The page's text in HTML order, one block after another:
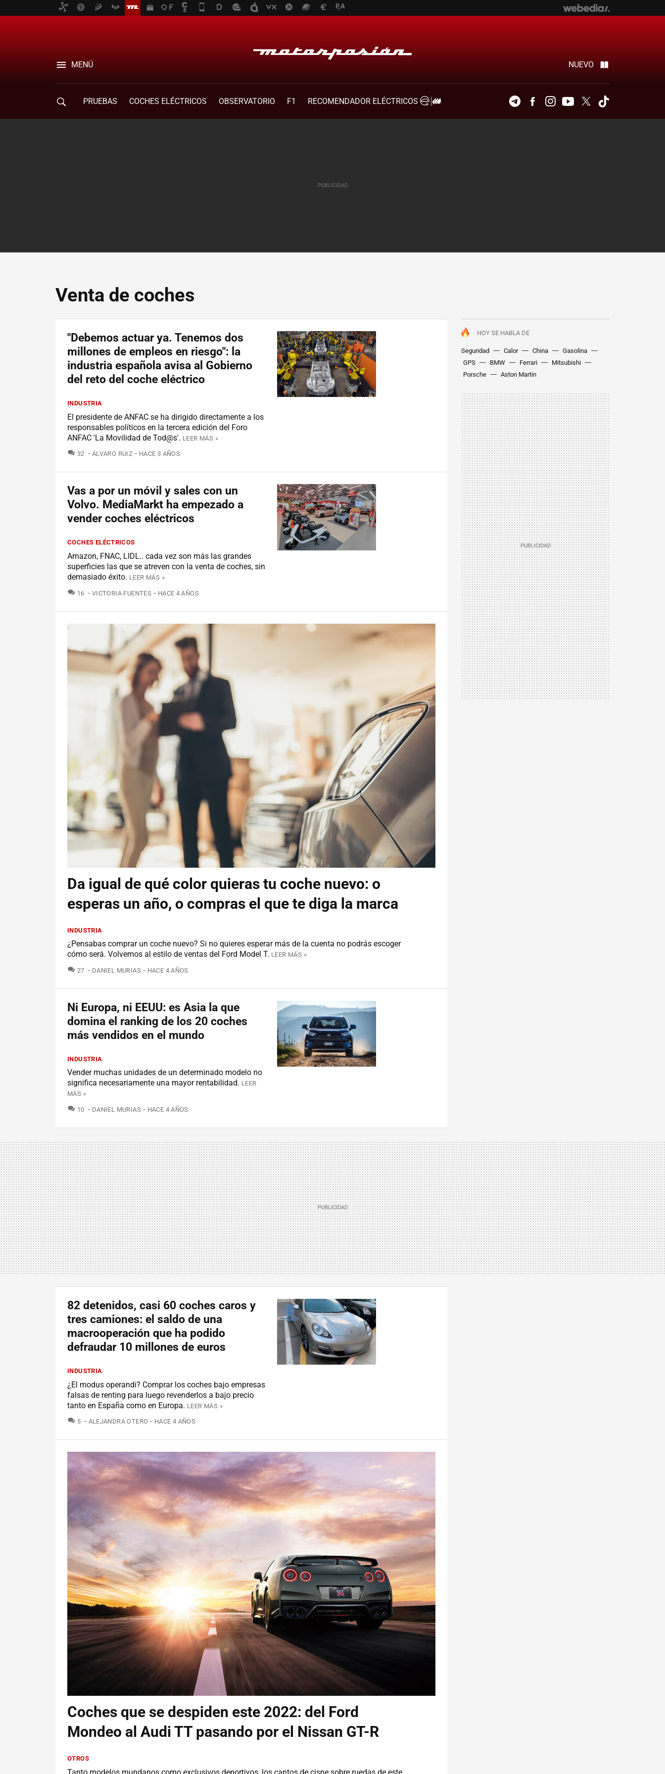
MENÚ NUEVO
PRUEBAS COCHES ELÉCTRICOS OBSERVATORIO F1
RECOMENDADOR ELÉCTRICOS
TelegramFacebookInstagramYoutubeTwitter
Venta de coches
HOY SE HABLA DE
Seguridad Calor China
Gasolina
GPS
BMW Ferrari
Mitsubishi
Porsche
Aston Martin
"Debemos actuar ya. Tenemos dos
millones de empleos en riesgo": la
industria española avisa al Gobierno
del reto del coche eléctrico
INDUSTRIA
El presidente de ANFAC se ha dirigido directamente a los
responsables políticos en la tercera edición del Foro
ANFAC 'La Movilidad de Tod@s'. LEER MÁS »
32 COMENTARIOS
ÁLVARO RUIZ HACE 3 AÑOS
Vas a por un móvil y sales con un
Volvo. MediaMarkt ha empezado a
vender coches eléctricos
COCHES ELÉCTRICOS
Amazon, FNAC, LIDL.. cada vez son más las grandes
superficies las que se atreven con la venta de coches, sin
demasiado éxito. LEER MÁS »
16 COMENTARIOS
VICTORIA FUENTES HACE 4 AÑOS
Da igual de qué color quieras tu coche nuevo: o
esperas un año, o compras el que te diga la marca
INDUSTRIA
¿Pensabas comprar un coche nuevo? Si no quieres esperar más de la cuenta no podrás escoger
cómo será. Volvemos al estilo de ventas del Ford Model T. LEER MÁS »
27 COMENTARIOS
DANIEL MURIAS HACE 4 AÑOS
Ni Europa, ni EEUU: es Asia la que
domina el ranking de los 20 coches
más vendidos en el mundo
INDUSTRIA
Vender muchas unidades de un determinado modelo no
significa necesariamente una mayor rentabilidad. LEER
MÁS »
10 COMENTARIOS
DANIEL MURIAS HACE 4 AÑOS
82 detenidos, casi 60 coches caros y
tres camiones: el saldo de una
macrooperación que ha podido
defraudar 10 millones de euros
INDUSTRIA
¿El modus operandi? Comprar los coches bajo empresas
falsas de renting para luego revenderlos a bajo precio
tanto en España como en Europa. LEER MÁS »
5 COMENTARIOS
ALEJANDRA OTERO HACE 4 AÑOS
Coches que se despiden este 2022: del Ford
Mondeo al Audi TT pasando por el Nissan GT-R
OTROS